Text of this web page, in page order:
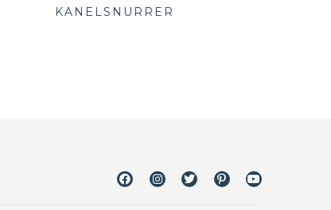
KANELSNURRER
FacebookInstagramTwitterPinterestYoutube